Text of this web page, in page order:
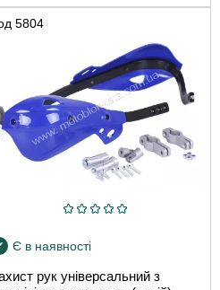
5804
Є в наявності
рук універсальний з